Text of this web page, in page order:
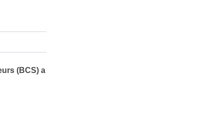
(BCS) a